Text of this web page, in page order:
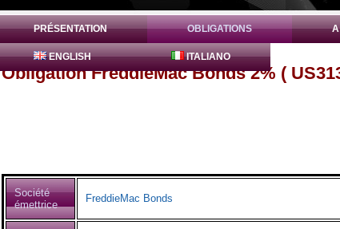
PRÉSENTATION OBLIGATIONS A
ENGLISH ITALIANO
Obligation FreddieMac Bonds 2% (
Société
émettrice
FreddieMac Bonds